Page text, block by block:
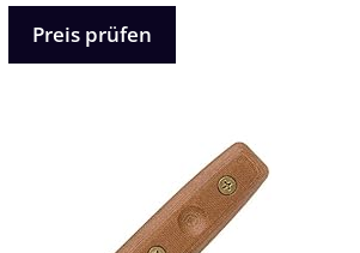
n
5
Preis prüfen